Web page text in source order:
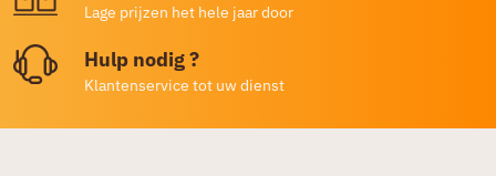
Lage prijzen het hele jaar door
Hulp nodig ?
Klantenservice tot uw dienst